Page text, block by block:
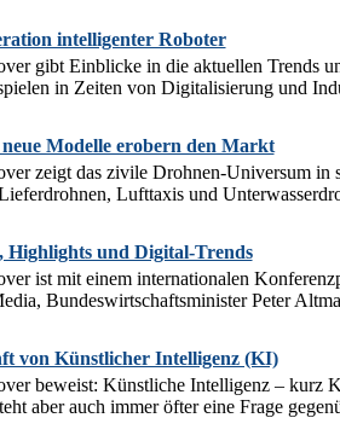
intelligenter Roboter
gibt Einblicke in die aktuellen Trends
in Zeiten von Digitalisierung und
Modelle erobern den Markt
zeigt das zivile Drohnen-Universum in
Lufttaxis und
und Digital-Trends
ist mit einem internationalen
Bundeswirtschaftsminister Peter
von Künstlicher Intelligenz (KI)
beweist: Künstliche Intelligenz – kurz
aber auch immer öfter eine Frage